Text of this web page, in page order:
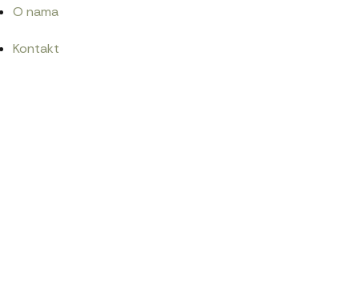
O nama
Kontakt